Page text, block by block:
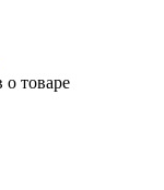
о товаре